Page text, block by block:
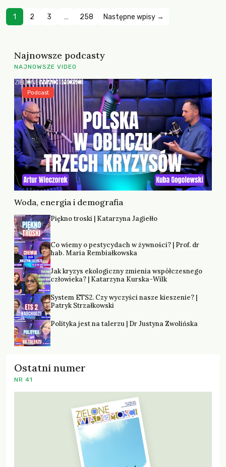
1 2 3 … 258 Następne wpisy →
Najnowsze podcasty
NAJNOWSZE VIDEO
Woda, energia i demografia
Podcast
Piękno troski | Katarzyna Jagiełło
Co wiemy o pestycydach w żywności? | Prof. dr
hab. Maria Rembiałkowska
Jak kryzys ekologiczny zmienia współczesnego
człowieka? | Katarzyna Kurska-Wilk
System ETS2. Czy wyczyści nasze kieszenie? |
Patryk Strzałkowski
Polityka jest na talerzu | Dr Justyna Zwolińska
Ostatni numer
NR 41